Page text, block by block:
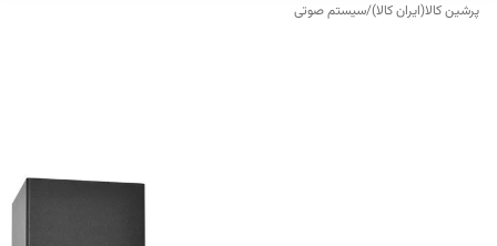
پرشین کالا(ایران کالا)/سیستم صوتی